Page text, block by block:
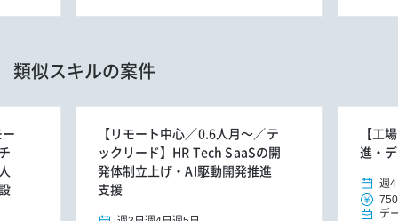
類似スキルの案件
【リモート中心／0.6人月～／テ
ックリード】HR Tech SaaSの開
発体制立上げ・AI駆動開発推進
支援
【工
進・
週4
デ